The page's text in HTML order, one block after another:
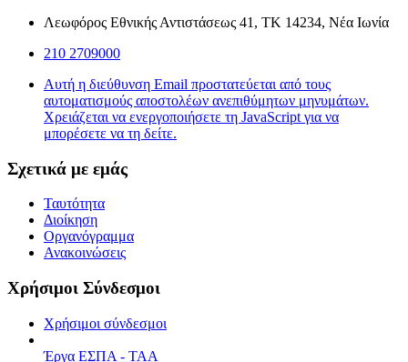
Λεωφόρος Εθνικής Αντιστάσεως 41, ΤΚ 14234, Νέα Ιωνία
210 2709000
Αυτή η διεύθυνση Email προστατεύεται από τους
αυτοματισμούς αποστολέων ανεπιθύμητων μηνυμάτων.
Χρειάζεται να ενεργοποιήσετε τη JavaScript για να
μπορέσετε να τη δείτε.
Σχετικά με εμάς
Ταυτότητα
Διοίκηση
Οργανόγραμμα
Ανακοινώσεις
Χρήσιμοι Σύνδεσμοι
Χρήσιμοι σύνδεσμοι
Έργα ΕΣΠΑ - ΤΑΑ